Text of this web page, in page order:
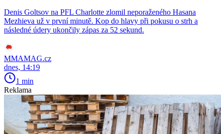
Denis Goltsov na PFL Charlotte zlomil neporaženého Hasana
Mezhieva už v první minutě. Kop do hlavy při pokusu o strh a
následné údery ukončily zápas za 52 sekund.
MMAMAG.cz
dnes, 14:19
1 min
Reklama